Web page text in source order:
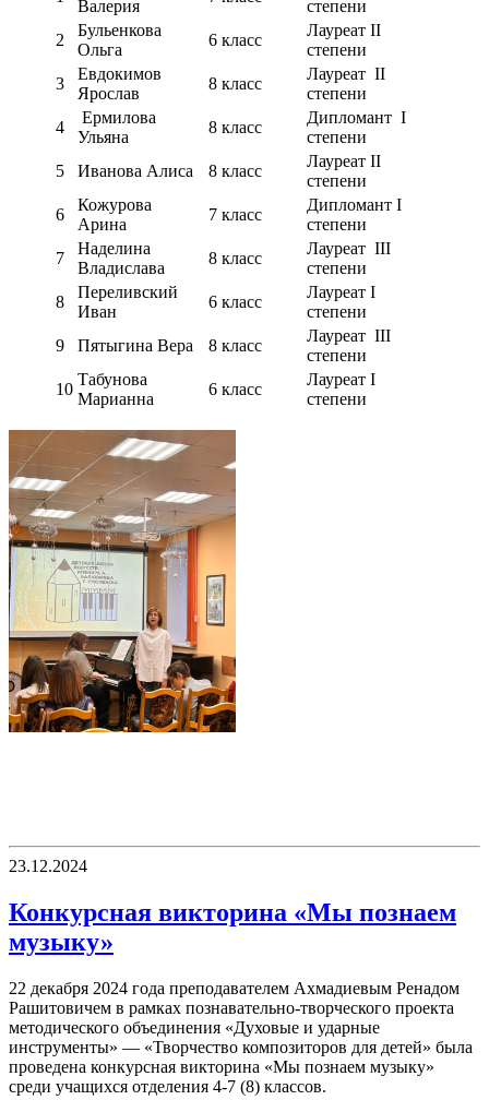
Валерия
степени
2
Бульенкова
Ольга
6 класс
Лауреат II
степени
3
Евдокимов
Ярослав
8 класс
Лауреат II
степени
4
Ермилова
Ульяна
8 класс
Дипломант I
степени
5
Иванова Алиса 8 класс
Лауреат II
степени
6
Кожурова
Арина
7 класс
Дипломант I
степени
7
Наделина
Владислава
8 класс
Лауреат III
степени
8
Переливский
Иван
6 класс
Лауреат I
степени
9
Пятыгина Вера 8 класс
Лауреат III
степени
10
Табунова
Марианна
6 класс
Лауреат I
степени
23.12.2024
Конкурсная викторина «Мы познаем
музыку»
22 декабря 2024 года преподавателем Ахмадиевым Ренадом
Рашитовичем в рамках познавательно-творческого проекта
методического объединения «Духовые и ударные
инструменты» — «Творчество композиторов для детей» была
проведена конкурсная викторина «Мы познаем музыку»
среди учащихся отделения 4-7 (8) классов.